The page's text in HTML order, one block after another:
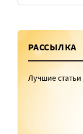
РАССЫЛКА
Лучшие